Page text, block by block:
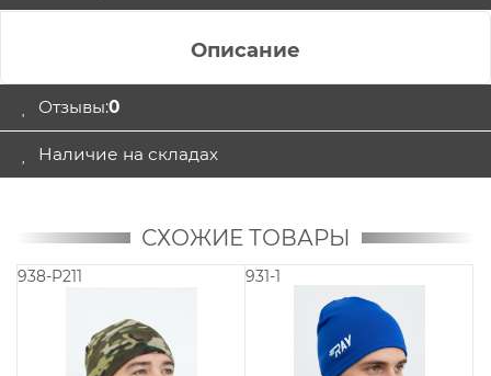
Описание
Отзывы:0
Наличие на складах
СХОЖИЕ ТОВАРЫ
938-P211 931-1